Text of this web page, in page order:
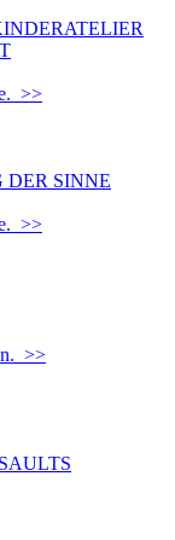
>>
DER SINNE
>>
>>